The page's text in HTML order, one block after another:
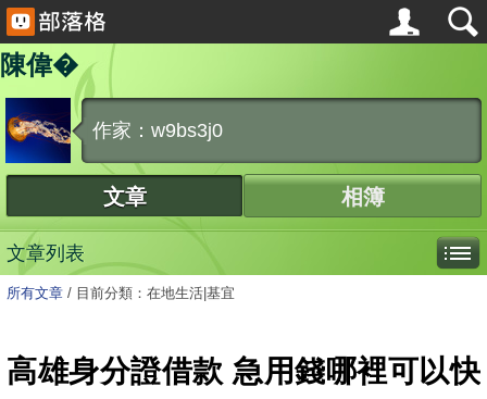
陳偉�
作家：w9bs3j0
文章 相簿
文章列表
所有文章 / 目前分類：在地生活|基宜
高雄身分證借款 急用錢哪裡可以快